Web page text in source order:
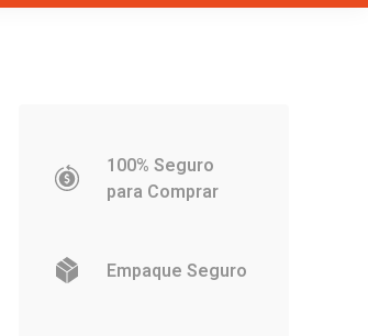
100% Seguro
para Comprar
Empaque Seguro